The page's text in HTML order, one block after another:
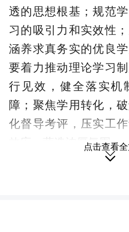
透的思想根基；规范
习的吸引力和实效性
涵养求真务实的优良
要着力推动理论学习
行见效，健全落实机
障；聚焦学用转化，
化督导考评，压实工
效应，营造浓厚氛围。
点击查看
